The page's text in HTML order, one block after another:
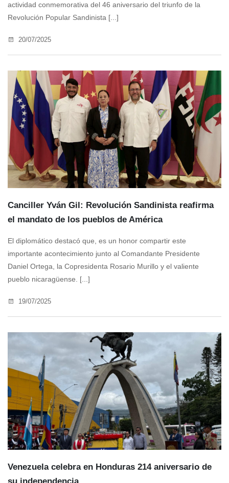
actividad conmemorativa del 46 aniversario del triunfo de la
Revolución Popular Sandinista [...]
20/07/2025
Canciller Yván Gil: Revolución Sandinista reafirma
el mandato de los pueblos de América
El diplomático destacó que, es un honor compartir este
importante acontecimiento junto al Comandante Presidente
Daniel Ortega, la Copresidenta Rosario Murillo y el valiente
pueblo nicaragüense. [...]
19/07/2025
Venezuela celebra en Honduras 214 aniversario de